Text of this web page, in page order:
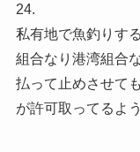
24.
私有地で魚釣りす
組合なり港湾組合
払って止めさせて
が許可取ってるよ